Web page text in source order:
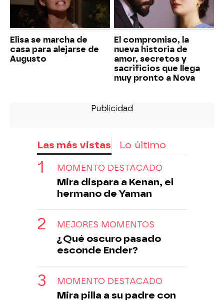
Elisa se marcha de
casa para alejarse de
Augusto
El compromiso, la
nueva historia de
amor, secretos y
sacrificios que llega
muy pronto a Nova
Las más vistas Lo último
MOMENTO DESTACADO
Mira dispara a Kenan, el
hermano de Yaman
MEJORES MOMENTOS
¿Qué oscuro pasado
esconde Ender?
MOMENTO DESTACADO
Mira pilla a su padre con